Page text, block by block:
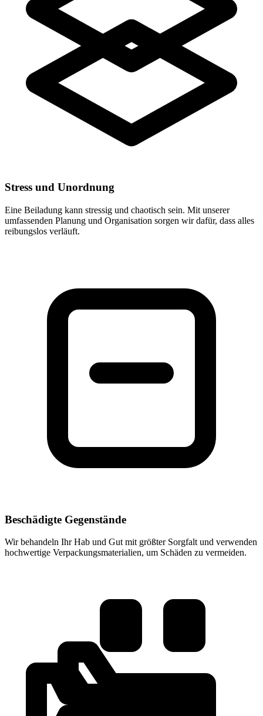
Stress und Unordnung
Eine Beiladung kann stressig und chaotisch sein. Mit unserer
umfassenden Planung und Organisation sorgen wir dafür, dass alles
reibungslos verläuft.
Beschädigte Gegenstände
Wir behandeln Ihr Hab und Gut mit größter Sorgfalt und verwenden
hochwertige Verpackungsmaterialien, um Schäden zu vermeiden.